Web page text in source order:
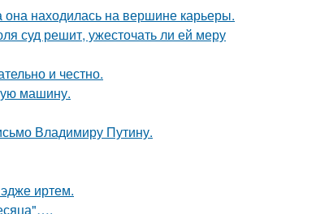
она находилась на вершине карьеры.
суд решит, ужесточать ли ей меру
и честно.
машину.
Владимиру Путину.
иртем.